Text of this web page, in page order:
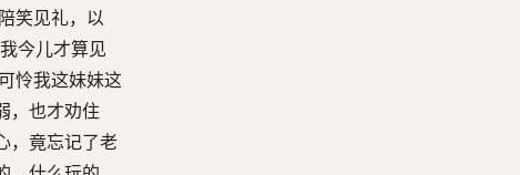
笑见礼，以
今儿才算见
怜我这妹妹这
，也才劝住
，竟忘记了老